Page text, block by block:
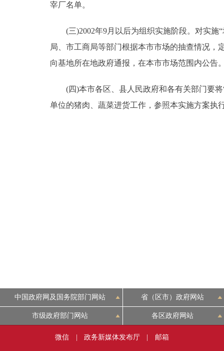
宰厂名单。
(三)2002年9月以后为组织实施阶段。对实施“
局、市工商局等部门根据本市市场的抽查情况
向基地所在地政府通报，在本市市场范围内公告
(四)本市各区、县人民政府和各有关部门要将
单位的猪肉、蔬菜进货工作，参照本实施方案执
中国政府网及国务院部门网站 省（区市）政府网站
市级政府部门网站 各区政府网站
微信 政务新媒体发布厅 邮箱